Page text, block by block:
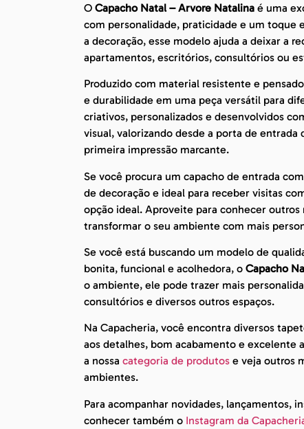
O Capacho Natal – Arvore Natalina é uma
com personalidade, praticidade e um toque
a decoração, esse modelo ajuda a deixar a
apartamentos, escritórios, consultórios ou
Produzido com material resistente e
e durabilidade em uma peça versátil para
criativos, personalizados e desenvolvidos
visual, valorizando desde a porta de entrada
primeira impressão marcante.
Se você procura um capacho de entrada
de decoração e ideal para receber visitas
opção ideal. Aproveite para conhecer
transformar o seu ambiente com mais
Se você está buscando um modelo de
bonita, funcional e acolhedora, o Capacho
o ambiente, ele pode trazer mais
consultórios e diversos outros espaços.
Na Capacheria, você encontra diversos
aos detalhes, bom acabamento e excelente
a nossa categoria de produtos e veja outros
ambientes.
Para acompanhar novidades, lançamentos,
conhecer também o Instagram da